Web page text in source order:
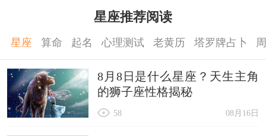
星座推荐阅读
星座 算命 起名 心理测试 老黄历 塔罗牌占卜
8月8日是什么星座？天生主角
的狮子座性格揭秘
08月16日
58